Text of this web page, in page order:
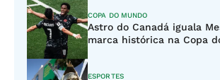
COPA DO MUNDO
Astro do Canadá iguala
marca histórica na Copa
ESPORTES